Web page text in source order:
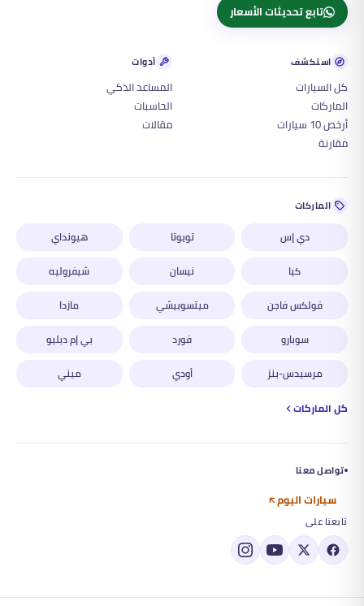
تابع تحديثات الأسعار
استكشف
كل السيارات
الماركات
أرخص 10 سيارات
مقارنة
أدوات
المساعد الذكي
الحاسبات
مقالات
الماركات
دي إس تويوتا
هيونداي
كيا
نيسان
شيفروليه
فولكس فاجن
ميتسوبيشي
مازدا
سوبارو
فورد
بي إم دبليو
مرسيدس-بنز
أودي
ميني
كل الماركات
تواصل معنا
سيارات اليوم
تابعنا على